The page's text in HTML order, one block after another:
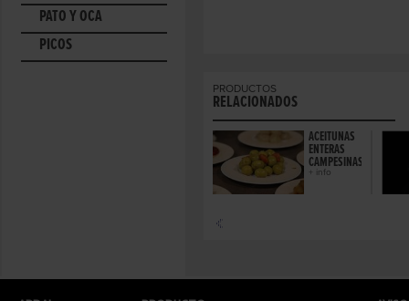
PATO Y OCA
PICOS
PRODUCTOS
RELACIONADOS
ACEITUNAS
ENTERAS
CAMPESINAS
+ info